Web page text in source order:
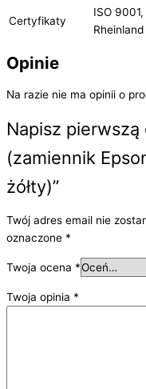
Certyfikaty
ISO
Opinie
Na razie nie ma opinii o
Napisz pierwszą
(zamiennik
żółty)”
Twój adres email nie
oznaczone *
Twoja ocena *
Twoja opinia *